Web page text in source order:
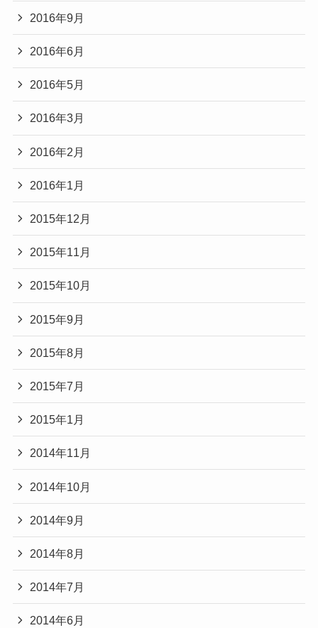
2016年9月
2016年6月
2016年5月
2016年3月
2016年2月
2016年1月
2015年12月
2015年11月
2015年10月
2015年9月
2015年8月
2015年7月
2015年1月
2014年11月
2014年10月
2014年9月
2014年8月
2014年7月
2014年6月